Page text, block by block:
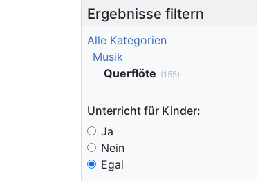
Ergebnisse filtern
Alle Kategorien
Musik
Querflöte (155)
Unterricht für Kinder:
Ja
Nein
Egal